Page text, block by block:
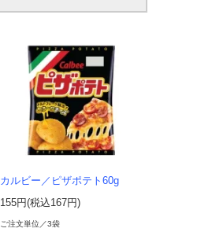
カルビー／ピザポテト60g
155円(税込167円)
ご注文単位／3袋